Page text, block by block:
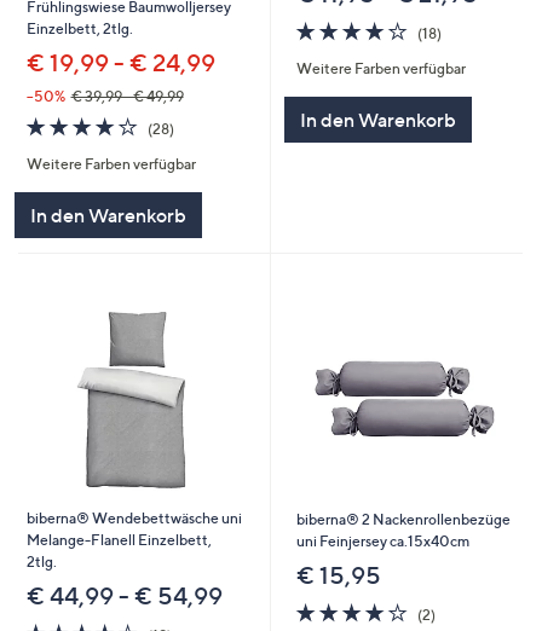
Frühlingswiese Baumwolljersey
Einzelbett, 2tlg.
€ 19,99 - € 24,99
--50% € 39,99 - € 49,99
4.2
von
5
(28)
Weitere Farben verfügbar
In den Warenkorb
4.2
von
5
(18)
Weitere Farben verfügbar
In den Warenkorb
biberna® Wendebettwäsche uni
Melange-Flanell Einzelbett,
2tlg.
€ 44,99 - € 54,99
biberna® 2 Nackenrollenbezüge
uni Feinjersey ca.15x40cm
€ 15,95
4.0
(2)